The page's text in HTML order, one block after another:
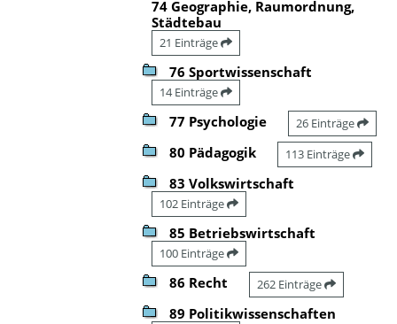
74 Geographie, Raumordnung,
Städtebau
21 Einträge
76 Sportwissenschaft
14 Einträge
77 Psychologie 26 Einträge
80 Pädagogik 113 Einträge
83 Volkswirtschaft
102 Einträge
85 Betriebswirtschaft
100 Einträge
86 Recht 262 Einträge
89 Politikwissenschaften